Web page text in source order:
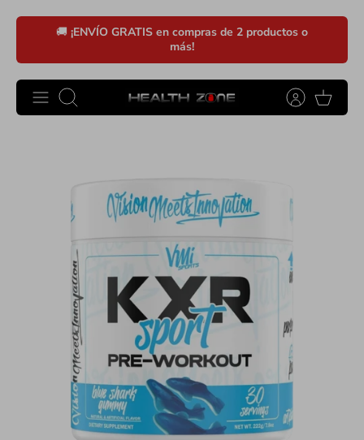
contenido
🚚 ¡ENVÍO GRATIS en compras de 2 productos o
más!
Buscar